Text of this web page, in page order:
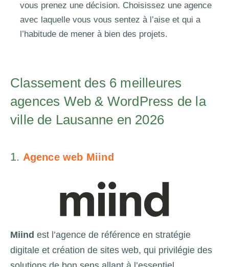
vous prenez une décision. Choisissez une agence
avec laquelle vous vous sentez à l’aise et qui a
l’habitude de mener à bien des projets.
Classement des 6 meilleures
agences Web & WordPress de la
ville de Lausanne en 2026
1. Agence web Miind
Miind est l’agence de référence en stratégie
digitale et création de sites web, qui privilégie des